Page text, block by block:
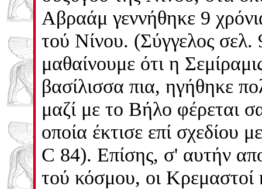
Αβραάμ γεννήθηκε 9
τού Νίνου. (Σύγγελος
μαθαίνουμε ότι η
βασίλισσα πια, ηγήθηκε
μαζί με το Βήλο φέρεται
οποία έκτισε επί σχεδίου
C 84). Επίσης, σ' αυτήν
τού κόσμου, οι